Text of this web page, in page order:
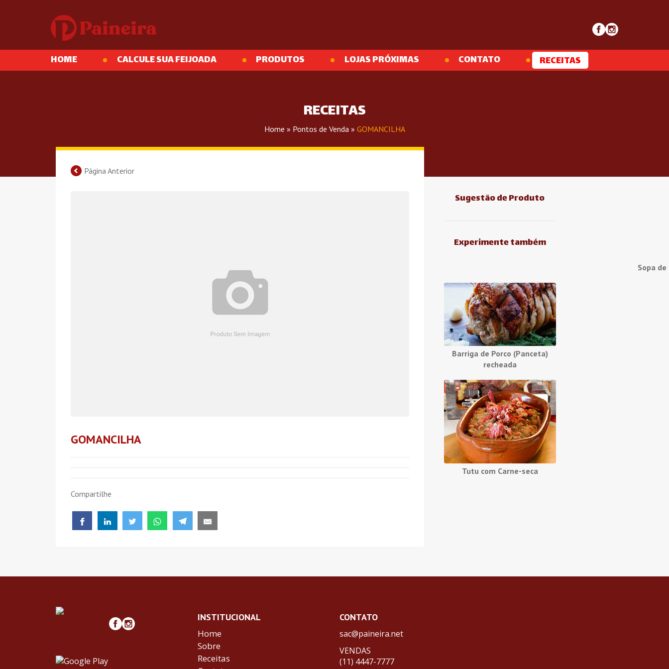
HOME CALCULE SUA FEIJOADA PRODUTOS LOJAS PRÓXIMAS CONTATO RECEITAS
RECEITAS
Home » Pontos de Venda » GOMANCILHA
Página Anterior
GOMANCILHA
Compartilhe
Sugestão de Produto
Experimente também
Sopa
Barriga de Porco (Panceta)
recheada
Tutu com Carne-seca
INSTITUCIONAL
Home
Sobre
Receitas
CONTATO
sac@paineira.net
VENDAS
(11) 4447-7777